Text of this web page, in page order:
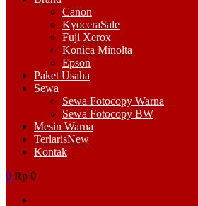
Canon
KyoceraSale
Fuji Xerox
Konica Minolta
Epson
Paket Usaha
Sewa
Sewa Fotocopy Warna
Sewa Fotocopy BW
Mesin Warna
TerlarisNew
Kontak
0 Rp 0